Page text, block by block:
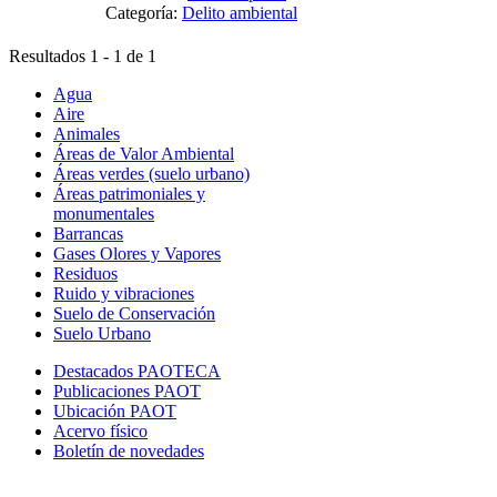
Categoría: Delito ambiental
Resultados 1 - 1 de 1
Agua
Aire
Animales
Áreas de Valor Ambiental
Áreas verdes (suelo urbano)
Áreas patrimoniales y
monumentales
Barrancas
Gases Olores y Vapores
Residuos
Ruido y vibraciones
Suelo de Conservación
Suelo Urbano
Destacados PAOTECA
Publicaciones PAOT
Ubicación PAOT
Acervo físico
Boletín de novedades